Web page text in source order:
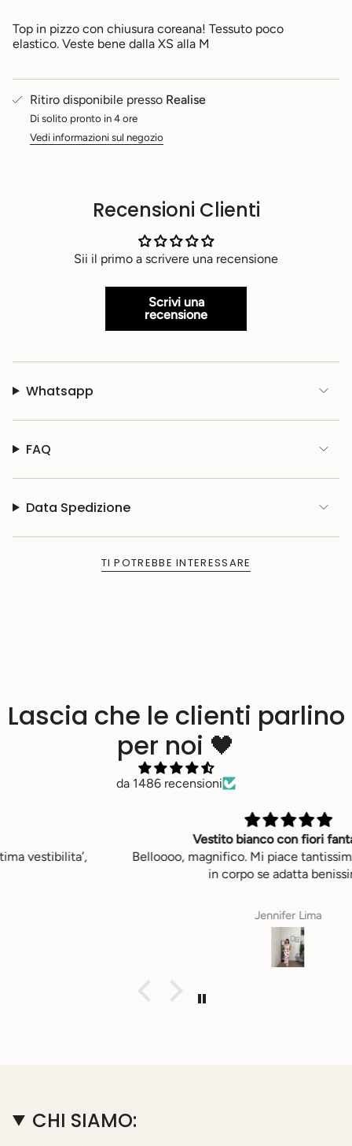
"minimum_of"=>"Minimo
di
"maximum_of"=>"Massimo
quantity
Top in pizzo con chiusura coreana! Tessuto poco
elastico. Veste bene dalla XS alla M
Ritiro disponibile presso Realise
Di solito pronto in 4 ore
Vedi informazioni sul negozio
Recensioni Clienti
Sii il primo a scrivere una recensione
Scrivi una
recensione
Whatsapp
FAQ
Data Spedizione
TI POTREBBE INTERESSARE
Lascia che le clienti parlino
per noi 🖤
da 1486 recensioni
Vestito bianco con fiori fantastico
Belloooo, magnifico. Mi piace tantissimo, lui viene bello
in corpo se adatta benissimo
CHI SIAMO: